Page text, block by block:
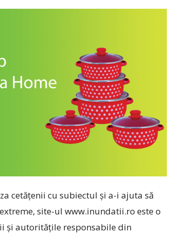
cetățenii cu subiectul și a-i ajuta să
site-ul www.inundatii.ro este o
și autoritățile responsabile din